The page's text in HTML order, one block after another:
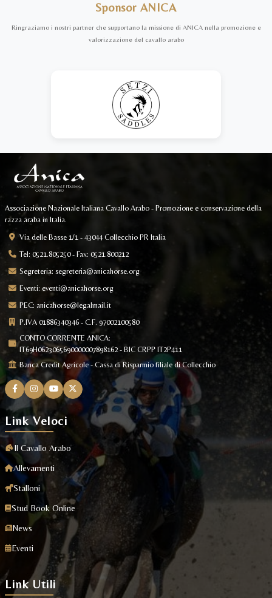
Sponsor ANICA
Ringraziamo i nostri partner che supportano la missione di ANICA nella promozione e
valorizzazione del cavallo arabo
Associazione Nazionale Italiana Cavallo Arabo - Promozione e conservazione della
razza araba in Italia.
Via delle Basse 1/1 - 43044 Collecchio PR Italia
Tel: 0521.805250 - Fax: 0521.800212
Segreteria: segreteria@anicahorse.org
Eventi: eventi@anicahorse.org
PEC: anicahorse@legalmail.it
P.IVA 01886340346 - C.F. 97002100580
CONTO CORRENTE ANICA:
IT69H0623065690000007898162 - BIC CRPP IT2P411
Banca Credit Agricole - Cassa di Risparmio filiale di Collecchio
Link Veloci
Il Cavallo Arabo
Allevamenti
Stalloni
Stud Book Online
News
Eventi
Link Utili